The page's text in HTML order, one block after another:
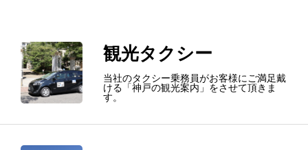
お知らせ
観光タクシー
観光タクシー
当社のタクシー乗務員がお客様にご満足戴
ける「神戸の観光案内」をさせて頂きま
す。